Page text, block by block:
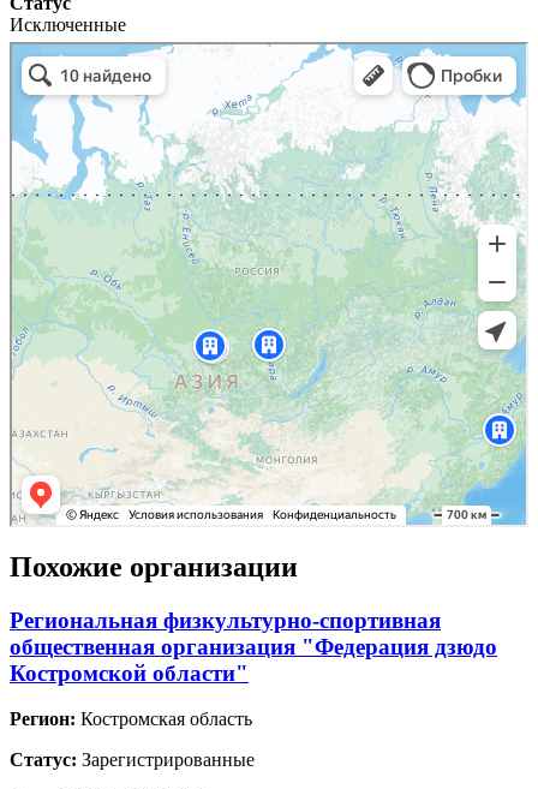
Исключенные
Похожие организации
Региональная физкультурно-спортивная
общественная организация "Федерация дзюдо
Костромской области"
Регион: Костромская область
Статус: Зарегистрированные